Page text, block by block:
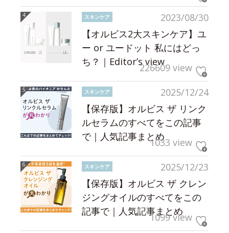
2023/08/30
スキンケア
【オルビス2大スキンケア】ユ
ー or ユードット 私にはどっ
ち？｜Editor’s view226609 view
2025/12/24
スキンケア
【保存版】オルビス ザ リンク
ルセラムのすべてをこの記事
で｜人気記事まとめ1033 view
2025/12/23
スキンケア
【保存版】オルビス ザ クレン
ジングオイルのすべてをこの
記事で｜人気記事まとめ
1099 view